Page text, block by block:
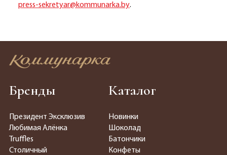
press-sekretyar@kommunarka.by.
Бренды
Президент Эксклюзив
Любимая Алёнка
Truffles
Столичный
Каталог
Новинки
Шоколад
Батончики
Конфеты